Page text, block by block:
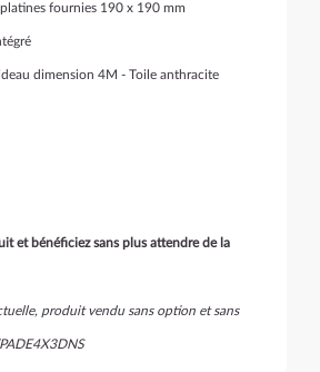
fournies 190 x 190 mm
dimension 4M - Toile anthracite
et bénéficiez sans plus attendre de la
produit vendu sans option et sans